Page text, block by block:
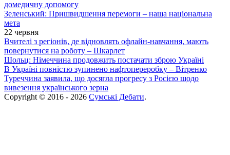
домедичну допомогу
Зеленський: Пришвидшення перемоги – наша національна
мета
22 червня
Вчителі з регіонів, де відновлять офлайн-навчання, мають
повернутися на роботу – Шкарлет
Шольц: Німеччина продовжить постачати зброю Україні
В Україні повністю зупинено нафтопереробку – Вітренко
Туреччина заявила, що досягла прогресу з Росією щодо
вивезення українського зерна
Copyright © 2016 - 2026 Сумські Дебати.